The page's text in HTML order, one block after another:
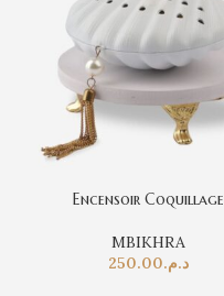
Encensoir Coquillage
MBIKHRA
د.م.250.00